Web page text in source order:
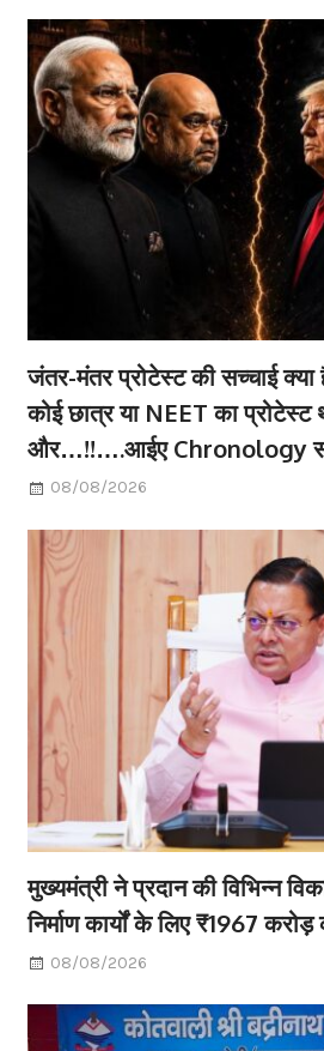
जंतर-मंतर प्रोटेस्ट की सच्चाई
कोई छात्र या NEET का
और…!!….आईए Chronology
08/08/2026
मुख्यमंत्री ने प्रदान की विभिन्न
निर्माण कार्यों के लिए ₹1967 करोड़
08/08/2026